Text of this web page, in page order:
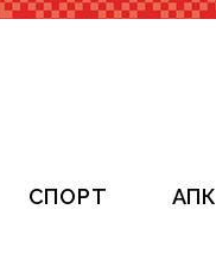
СПОРТ АПК